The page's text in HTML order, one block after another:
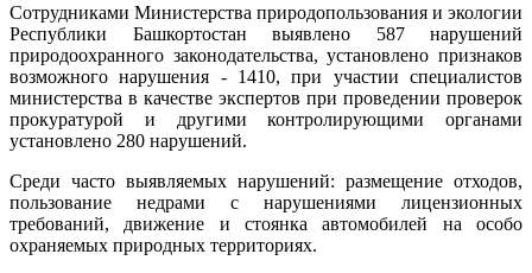
Сотрудниками Министерства природопользования и экологии
Республики Башкортостан выявлено 587 нарушений
природоохранного законодательства, установлено признаков
возможного нарушения - 1410, при участии специалистов
министерства в качестве экспертов при проведении проверок
прокуратурой и другими контролирующими органами
установлено 280 нарушений.
Среди часто выявляемых нарушений: размещение отходов,
пользование недрами с нарушениями лицензионных
требований, движение и стоянка автомобилей на особо
охраняемых природных территориях.